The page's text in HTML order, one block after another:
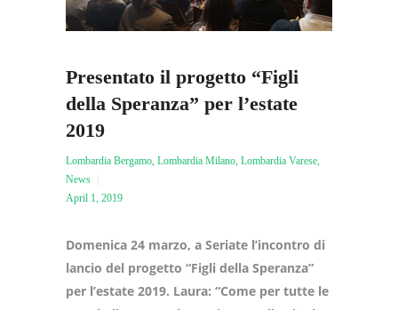
Presentato il progetto “Figli
della Speranza” per l’estate
2019
Lombardia Bergamo Lombardia Milano Lombardia Varese
News
April 1, 2019
Domenica 24 marzo, a Seriate l’incontro di
lancio del progetto “Figli della Speranza”
per l’estate 2019. Laura: “Come per tutte le